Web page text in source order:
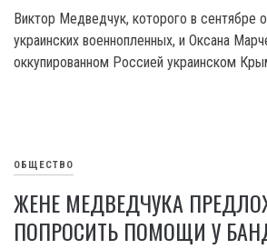
Виктор Медведчук, которого в сентябре
украинских военнопленных, и Оксана
оккупированном Россией украинском
ОБЩЕСТВО
ЖЕНЕ МЕДВЕДЧУКА
ПОПРОСИТЬ ПОМОЩИ У